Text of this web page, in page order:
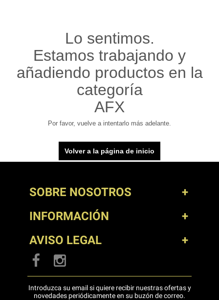
Lo sentimos.
Estamos trabajando y
añadiendo productos en la
categoría
AFX
Por favor, vuelve a intentarlo más adelante.
Volver a la página de inicio
SOBRE NOSOTROS
INFORMACIÓN
AVISO LEGAL
Introduzca su email si quiere recibir nuestras ofertas y
novedades periódicamente en su buzón de correo.